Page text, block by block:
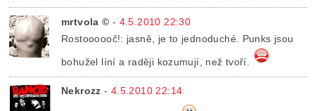
mrtvola © - 4.5.2010 22:30
Rostoooooč!: jasně, je to jednoduché. Punks jsou
bohužel líní a raději kozumují, než tvoří.
Nekrozz - 4.5.2010 22:14